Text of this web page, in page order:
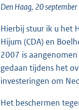
Den Haag, 20
Hierbij stuur ik u het
Hijum (CDA) en
2007 is
gedaan tijdens het
investeringen om
Het beschermen